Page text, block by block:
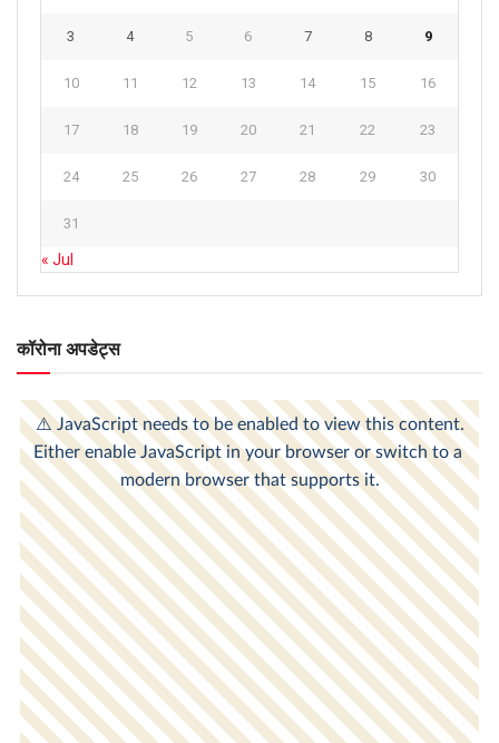
3 4 5 6 7 8 9
10 11 12 13 14 15 16
17 18 19 20 21 22 23
24 25 26 27 28 29 30
31
« Jul
कॉरोना अपडेट्स